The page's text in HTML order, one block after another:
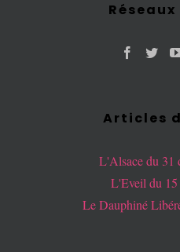
Articles
L'Alsace du 31
L'Eveil du
Le Dauphiné